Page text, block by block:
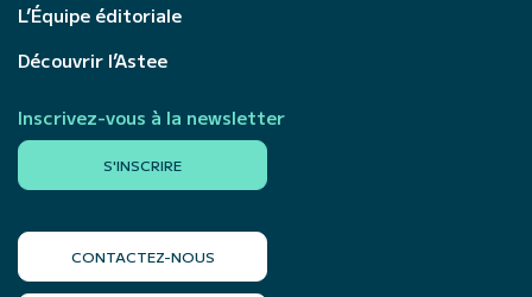
L’Équipe éditoriale
Découvrir l’Astee
Inscrivez-vous à la newsletter
S'INSCRIRE
CONTACTEZ-NOUS